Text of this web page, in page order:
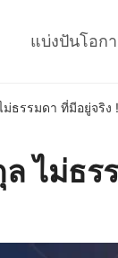
แบ่งปันโอก
ธรรมดา ที่มีอยู่จริง !
ไม่ธร